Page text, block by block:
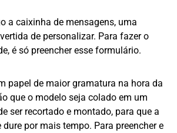
a caixinha de mensagens, uma
de personalizar. Para fazer o
é só preencher esse formulário.
papel de maior gramatura na hora da
que o modelo seja colado em um
ser recortado e montado, para que a
por mais tempo. Para preencher e